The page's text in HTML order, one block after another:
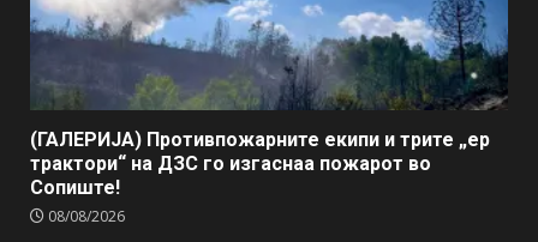
(ГАЛЕРИЈА) Противпожарните екипи и трите „ер
трактори“ на ДЗС го изгаснаа пожарот во
Сопиште!
08/08/2026